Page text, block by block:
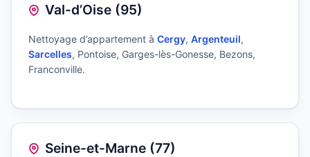
Val-d’Oise (95)
Nettoyage d’appartement à Cergy, Argenteuil,
Sarcelles, Pontoise, Garges-lès-Gonesse, Bezons,
Franconville.
Seine-et-Marne (77)